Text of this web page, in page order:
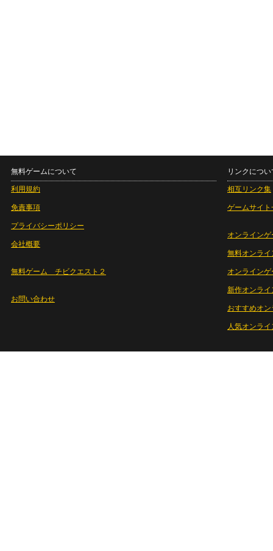
無料ゲームについて
利用規約
免責事項
プライバシーポリシー
会社概要
無料ゲーム チビクエスト２
お問い合わせ
リンクについ
相互リンク集
ゲームサイト
オンラインゲ
無料オンライ
オンライン
新作オンライ
おすすめオ
人気オンラ